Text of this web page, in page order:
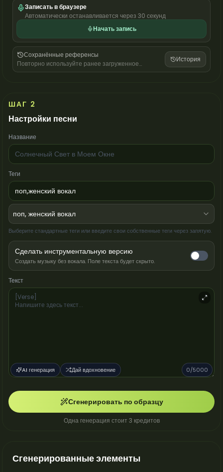
Записать в браузере
Автоматически останавливается через 30 секунд
Начать запись
Сохранённые референсы
Повторно используйте ранее загруженное
референсное аудио.
История
ШАГ 2
Настройки песни
Название
Теги
поп, женский вокал
Выберите стандартные теги или введите свои собственные теги через запятую.
Сделать инструментальную версию
Создать музыку без вокала. Поле текста будет скрыто.
Текст
AI генерация Дай вдохновение 0/5000
Сгенерировать по образцу
Одна генерация стоит 3 кредитов
Сгенерированные элементы